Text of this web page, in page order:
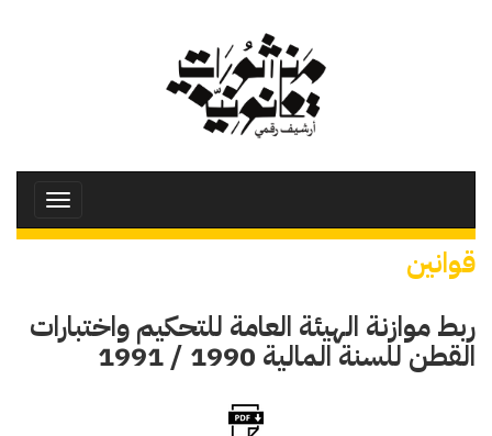
Toggle
قوانين
ربط موازنة الهيئة العامة للتحكيم واختبارات
القطن للسنة المالية 1990 / 1991